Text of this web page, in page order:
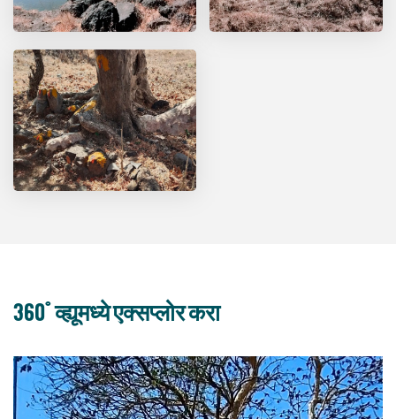
360° व्ह्यूमध्ये एक्सप्लोर करा